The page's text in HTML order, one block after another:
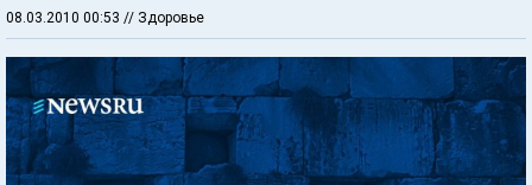
08.03.2010 00:53 // Здоровье